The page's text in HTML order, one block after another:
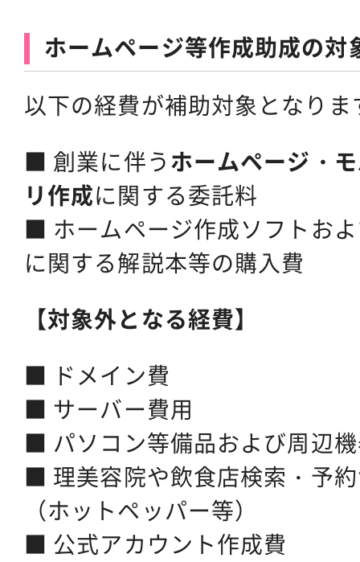
ホームページ等作成助成の対
以下の経費が補助対象となりま
■ 創業に伴うホームページ・
リ作成に関する委託料
■ ホームページ作成ソフトお
に関する解説本等の購入費
【対象外となる経費】
■ ドメイン費
■ サーバー費用
■ パソコン等備品および周辺
■ 理美容院や飲食店検索・予
（ホットペッパー等）
■ 公式アカウント作成費